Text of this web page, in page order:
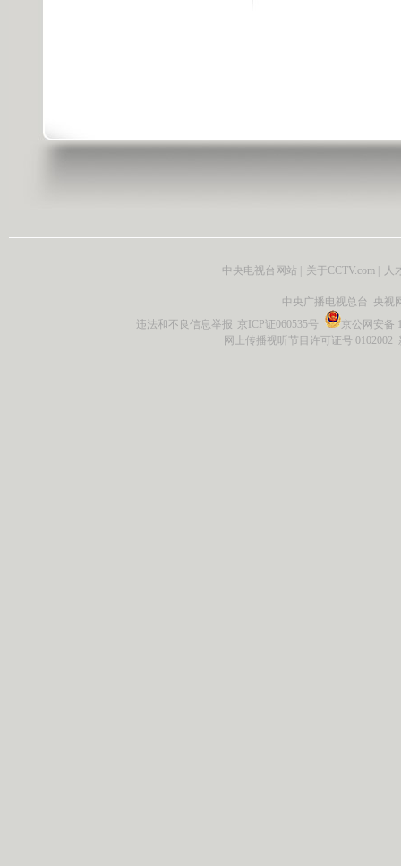
中央电视台网站 | 关于CCTV.com | 人
中央广播电视总台 央视
违法和不良信息举报 京ICP证060535号
京公网安备
网上传播视听节目许可证号 0102002